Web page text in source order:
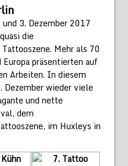
3. Dezember 2017
die
Mehr als 70
präsentierten auf
Arbeiten. In diesem
Dezember wieder viele
und nette
dem
im Huxleys in